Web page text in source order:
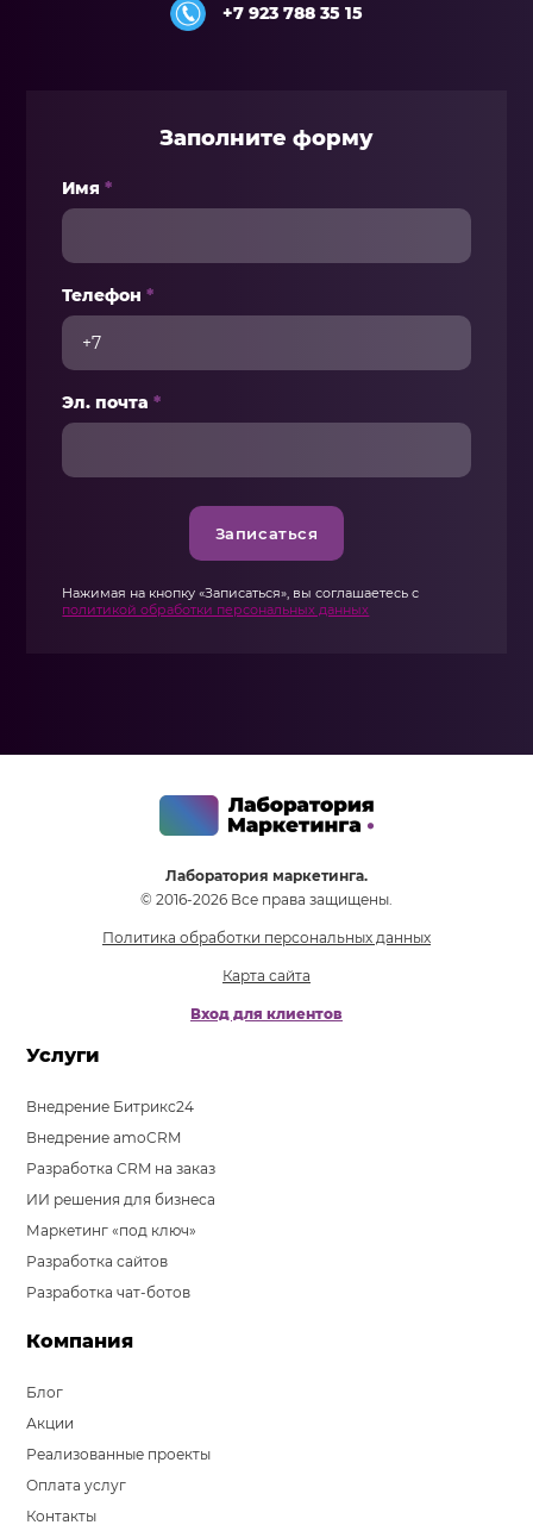
+7 923 788 35 15
Заполните форму
Имя*
Телефон*
Эл. почта*
Записаться
Нажимая на кнопку «Записаться», вы соглашаетесь с
политикой обработки персональных данных
Лаборатория маркетинга.
© 2016-2026 Все права защищены.
Политика обработки персональных данных
Карта сайта
Вход для клиентов
Услуги
Внедрение Битрикс24
Внедрение amoCRM
Разработка CRM на заказ
ИИ решения для бизнеса
Маркетинг «под ключ»
Разработка сайтов
Разработка чат-ботов
Компания
Блог
Акции
Реализованные проекты
Оплата услуг
Контакты